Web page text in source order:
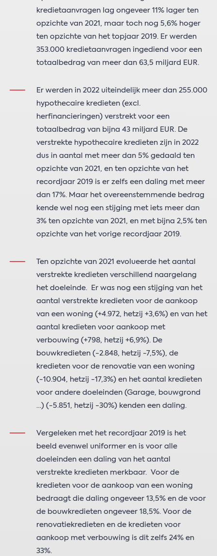
kredietaanvragen lag ongeveer 11% lager ten
opzichte van 2021, maar toch nog 5,6% hoger
ten opzichte van het topjaar 2019. Er werden
353.000 kredietaanvragen ingediend voor een
totaalbedrag van meer dan 63,5 miljard EUR.
Er werden in 2022 uiteindelijk meer dan 255.000
hypothecaire kredieten (excl.
herfinancieringen) verstrekt voor een
totaalbedrag van bijna 43 miljard EUR. De
verstrekte hypothecaire kredieten zijn in 2022
dus in aantal met meer dan 5% gedaald ten
opzichte van 2021, en ten opzichte van het
recordjaar 2019 is er zelfs een daling met meer
dan 17%. Maar het overeenstemmende bedrag
kende wel nog een stijging met iets meer dan
3% ten opzichte van 2021, en met bijna 2,5% ten
opzichte van het vorige recordjaar 2019.
Ten opzichte van 2021 evolueerde het aantal
verstrekte kredieten verschillend naargelang
het doeleinde. Er was nog een stijging van het
aantal verstrekte kredieten voor de aankoop
van een woning (+4.972, hetzij +3,6%) en van het
aantal kredieten voor aankoop met
verbouwing (+798, hetzij +6,9%). De
bouwkredieten (-2.848, hetzij -7,5%), de
kredieten voor de renovatie van een woning
(-10.904, hetzij -17,3%) en het aantal kredieten
voor andere doeleinden (Garage, bouwgrond
…) (-5.851, hetzij -30%) kenden een daling.
Vergeleken met het recordjaar 2019 is het
beeld evenwel uniformer en is voor alle
doeleinden een daling van het aantal
verstrekte kredieten merkbaar. Voor de
kredieten voor de aankoop van een woning
bedraagt die daling ongeveer 13,5% en de voor
de bouwkredieten ongeveer 18,5%. Voor de
renovatiekredieten en de kredieten voor
aankoop met verbouwing is dit zelfs 24% en
33%.